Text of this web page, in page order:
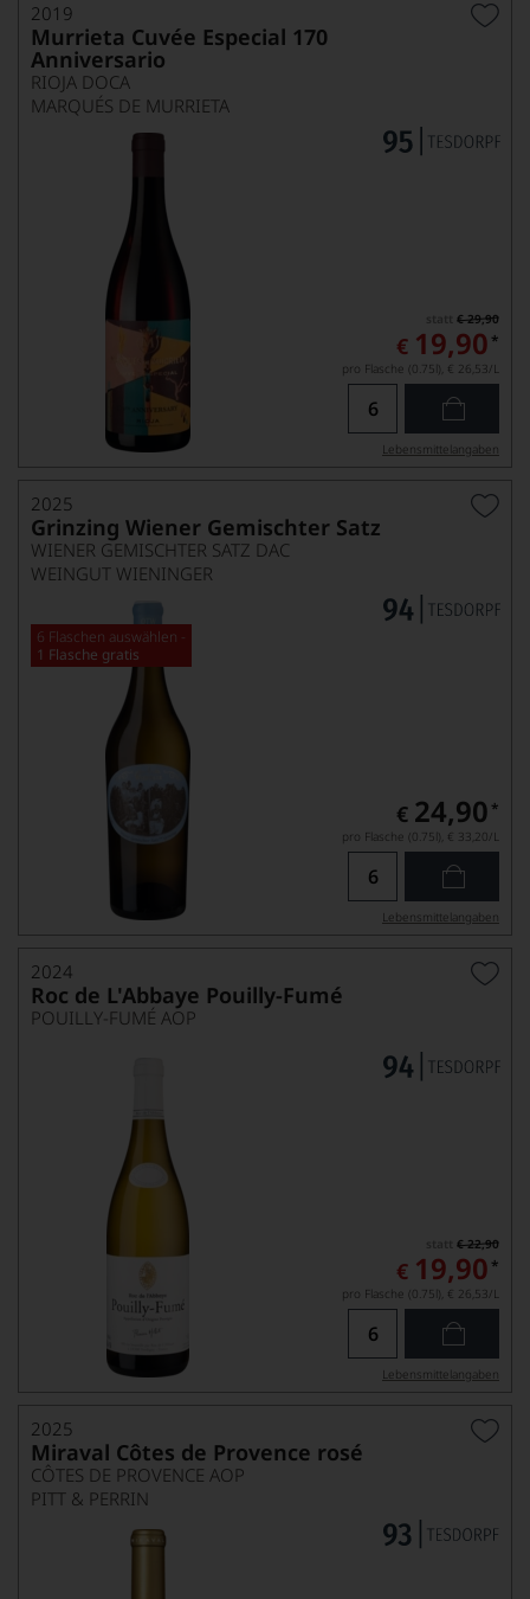
2019
Murrieta Cuvée Especial 170
Anniversario
RIOJA DOCA
MARQUÉS DE MURRIETA
€ 29,90
€ 19,90 *
pro Flasche (0.75l), € 26,53/L
Lebensmittel­angaben
2025
Grinzing Wiener Gemischter Satz
WIENER GEMISCHTER SATZ DAC
WEINGUT WIENINGER
6 Flaschen auswählen -
1 Flasche gratis
€ 24,90 *
pro Flasche (0.75l), € 33,20/L
Lebensmittel­angaben
2024
Roc de L'Abbaye Pouilly-Fumé
POUILLY-FUMÉ AOP
€ 22,90
€ 19,90 *
pro Flasche (0.75l), € 26,53/L
Lebensmittel­angaben
2025
Miraval Côtes de Provence rosé
CÔTES DE PROVENCE AOP
PITT & PERRIN